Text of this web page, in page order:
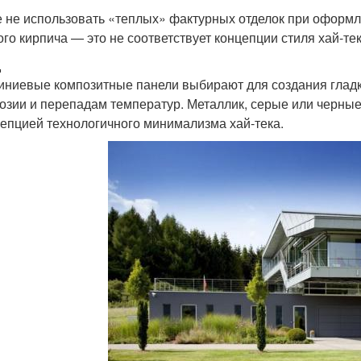
использовать «теплых» фактурных отделок при
кирпича — это не соответствует концепции стиля хай-
композитные панели выбирают для создания
и перепадам температур. Металлик, серые или
технологичного минимализма хай-тека.